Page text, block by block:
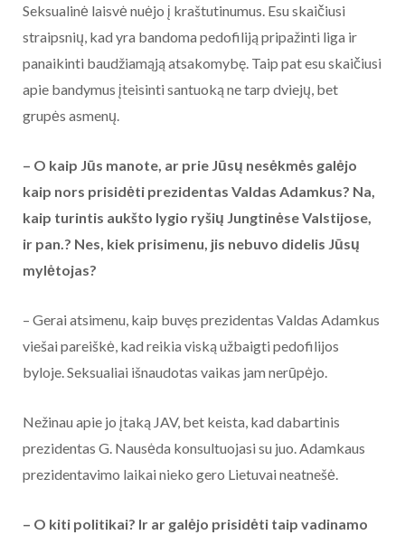
Seksualinė laisvė nuėjo į kraštutinumus. Esu skaičiusi
straipsnių, kad yra bandoma pedofiliją pripažinti liga ir
panaikinti baudžiamąją atsakomybę. Taip pat esu skaičiusi
apie bandymus įteisinti santuoką ne tarp dviejų, bet
grupės asmenų.
– O kaip Jūs manote, ar prie Jūsų nesėkmės galėjo
kaip nors prisidėti prezidentas Valdas Adamkus? Na,
kaip turintis aukšto lygio ryšių Jungtinėse Valstijose,
ir pan.? Nes, kiek prisimenu, jis nebuvo didelis Jūsų
mylėtojas?
– Gerai atsimenu, kaip buvęs prezidentas Valdas Adamkus
viešai pareiškė, kad reikia viską užbaigti pedofilijos
byloje. Seksualiai išnaudotas vaikas jam nerūpėjo.
Nežinau apie jo įtaką JAV, bet keista, kad dabartinis
prezidentas G. Nausėda konsultuojasi su juo. Adamkaus
prezidentavimo laikai nieko gero Lietuvai neatnešė.
– O kiti politikai? Ir ar galėjo prisidėti taip vadinamo